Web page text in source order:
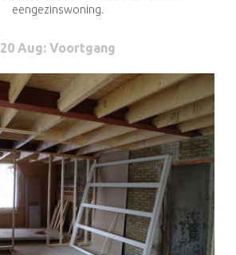
eengezinswoning.
20 Aug: Voortgang